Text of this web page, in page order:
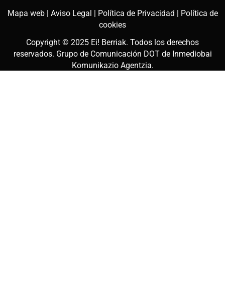
Mapa web | Aviso Legal | Política de Privacidad | Política de
cookies
Copyright © 2025 Ei! Berriak. Todos los derechos
reservados. Grupo de Comunicación DOT de Inmediobai
Komunikazio Agentzia.